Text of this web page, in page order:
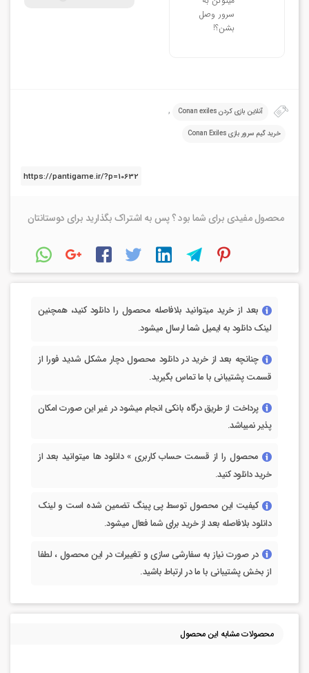
سرور وصل
بشن؟!
آنلاین بازی کردن Conan exiles ,
خرید گیم سرور بازی Conan Exiles
محصول مفیدی برای شما بود ؟ پس به اشتراک بگذارید برای دوستانتان
بعد از خرید میتوانید بلافاصله محصول را دانلود کنید، همچنین
لینک دانلود به ایمیل شما ارسال میشود.
چنانچه بعد از خرید در دانلود محصول دچار مشکل شدید فورا از
قسمت پشتیبانی با ما تماس بگیرید.
پرداخت از طریق درگاه بانکی انجام میشود در غیر این صورت امکان
پذیر نمیباشد.
محصول را از قسمت حساب کاربری » دانلود ها میتوانید بعد از
خرید دانلود کنید.
کیفیت این محصول توسط پی پینگ تضمین شده است و لینک
دانلود بلافاصله بعد از خرید برای شما فعال میشود.
در صورت نیاز به سفارشی سازی و تغییرات در این محصول ، لطفا
از بخش پشتیبانی با ما در ارتباط باشید.
محصولات مشابه این محصول